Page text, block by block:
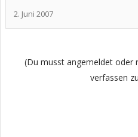
2. Juni 2007
(Du musst angemeldet oder
verfassen